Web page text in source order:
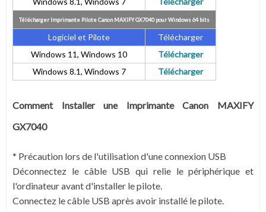
Télécharger Imprimante Pilote Canon MAXIFY GX7040 pour Windows 64 bits
Logiciel et Pilote
Télécharger
Windows 11, Windows 10
Télécharger
Windows 8.1, Windows 7
Télécharger
Comment Installer une Imprimante Canon MAXIFY
GX7040
* Précaution lors de l'utilisation d'une connexion USB
Déconnectez le câble USB qui relie le périphérique et
l'ordinateur avant d'installer le pilote.
Connectez le câble USB après avoir installé le pilote.